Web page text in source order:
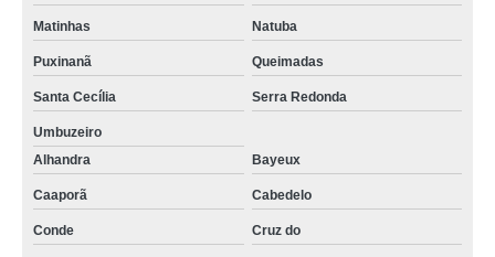
Matinhas Natuba
Puxinanã Queimadas
Santa Cecília Serra Redonda
Umbuzeiro
Alhandra
Bayeux
Caaporã Cabedelo
Conde Cruz do